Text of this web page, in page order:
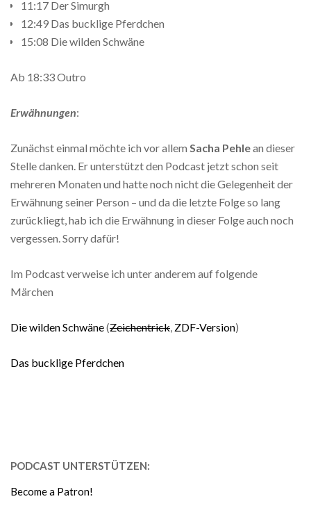
11:17 Der Simurgh
12:49 Das bucklige Pferdchen
15:08 Die wilden Schwäne
Ab 18:33 Outro
Erwähnungen:
Zunächst einmal möchte ich vor allem Sacha Pehlean dieser
Stelle danken. Er unterstützt den Podcast jetzt schon seit
mehreren Monaten und hatte noch nicht die Gelegenheit der
Erwähnung seiner Person – und da die letzte Folge so lang
zurückliegt, hab ich die Erwähnung in dieser Folge auch noch
vergessen. Sorry dafür!
Im Podcast verweise ich unter anderem auf folgende
Märchen
Die wilden Schwäne(Zeichentrick, ZDF-Version)
Das bucklige Pferdchen
PODCAST UNTERSTÜTZEN:
Become a Patron!